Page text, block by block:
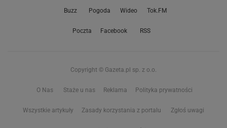
Buzz Pogoda Wideo Tok.FM
Poczta Facebook RSS
Copyright © Gazeta.pl sp. z o.o.
O Nas Staże u nas Reklama Polityka prywatności
Wszystkie artykuły Zasady korzystania z portalu Zgłoś uwagi